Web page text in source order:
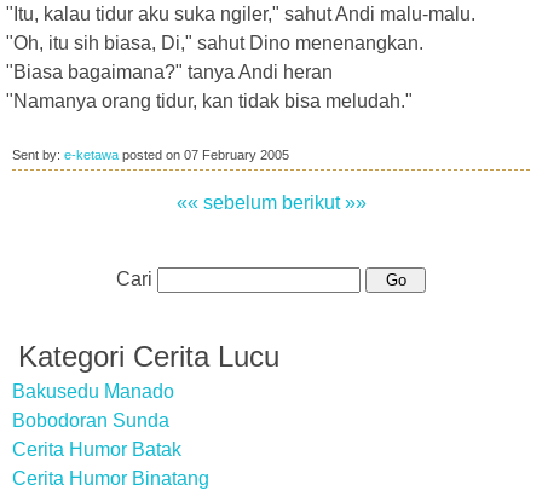
"Itu, kalau tidur aku suka ngiler," sahut Andi malu-malu.
"Oh, itu sih biasa, Di," sahut Dino menenangkan.
"Biasa bagaimana?" tanya Andi heran
"Namanya orang tidur, kan tidak bisa meludah."
Sent by: e-ketawa posted on 07 February 2005
«« sebelum berikut »»
Cari
Kategori Cerita Lucu
Bakusedu Manado
Bobodoran Sunda
Cerita Humor Batak
Cerita Humor Binatang